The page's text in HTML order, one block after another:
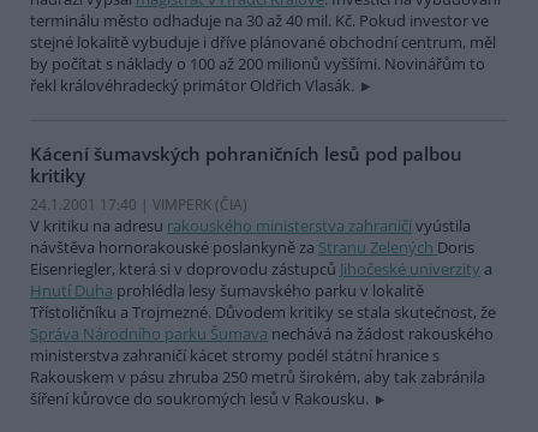
terminálu město odhaduje na 30 až 40 mil. Kč. Pokud investor ve
stejné lokalitě vybuduje i dříve plánované obchodní centrum, měl
by počítat s náklady o 100 až 200 milionů vyššími. Novinářům to
řekl královéhradecký primátor Oldřich Vlasák.
Kácení šumavských pohraničních lesů pod palbou
kritiky
24.1.2001 17:40 | VIMPERK (ČIA)
V kritiku na adresu rakouského ministerstva zahraničívyústila
návštěva hornorakouské poslankyně za Stranu Zelených Doris
Eisenriegler, která si v doprovodu zástupců Jihočeské univerzity a
Hnutí Duha prohlédla lesy šumavského parku v lokalitě
Třístoličníku a Trojmezné. Důvodem kritiky se stala skutečnost, že
Správa Národního parku Šumava nechává na žádost rakouského
ministerstva zahraničí kácet stromy podél státní hranice s
Rakouskem v pásu zhruba 250 metrů širokém, aby tak zabránila
šíření kůrovce do soukromých lesů v Rakousku.